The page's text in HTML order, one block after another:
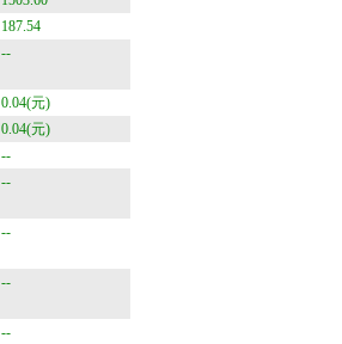
187.54
--
0.04(元)
0.04(元)
--
--
--
--
--